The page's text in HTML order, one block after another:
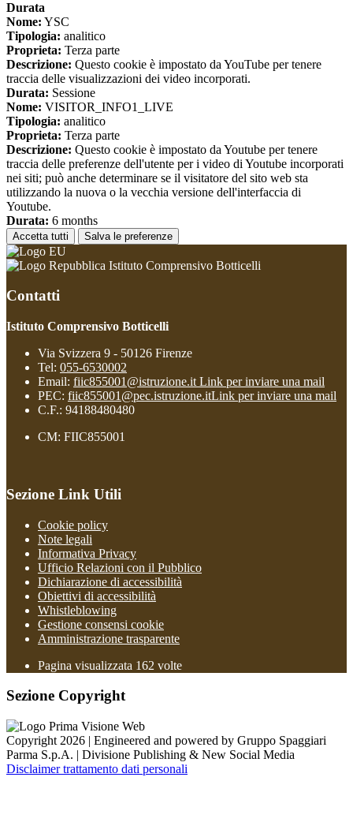
Durata
Nome: YSC
Tipologia: analitico
Proprieta: Terza parte
Descrizione: Questo cookie è impostato da YouTube per tenere
traccia delle visualizzazioni dei video incorporati.
Durata: Sessione
Nome: VISITOR_INFO1_LIVE
Tipologia: analitico
Proprieta: Terza parte
Descrizione: Questo cookie è impostato da Youtube per tenere
traccia delle preferenze dell'utente per i video di Youtube incorporati
nei siti; può anche determinare se il visitatore del sito web sta
utilizzando la nuova o la vecchia versione dell'interfaccia di
Youtube.
Durata: 6 months
Accetta tutti Salva le preferenze
Istituto Comprensivo Botticelli
Contatti
Istituto Comprensivo Botticelli
Via Svizzera 9 - 50126 Firenze
Tel: 055-6530002
Email: fiic855001@istruzione.it Link per inviare una mail
PEC: fiic855001@pec.istruzione.itLink per inviare una mail
C.F.: 94188480480
CM: FIIC855001
Sezione Link Utili
Cookie policy
Note legali
Informativa Privacy
Ufficio Relazioni con il Pubblico
Dichiarazione di accessibilità
Obiettivi di accessibilità
Whistleblowing
Gestione consensi cookie
Amministrazione trasparente
Pagina visualizzata 162 volte
Sezione Copyright
Copyright 2026 | Engineered and powered by Gruppo Spaggiari
Parma S.p.A. | Divisione Publishing & New Social Media
Disclaimer trattamento dati personali